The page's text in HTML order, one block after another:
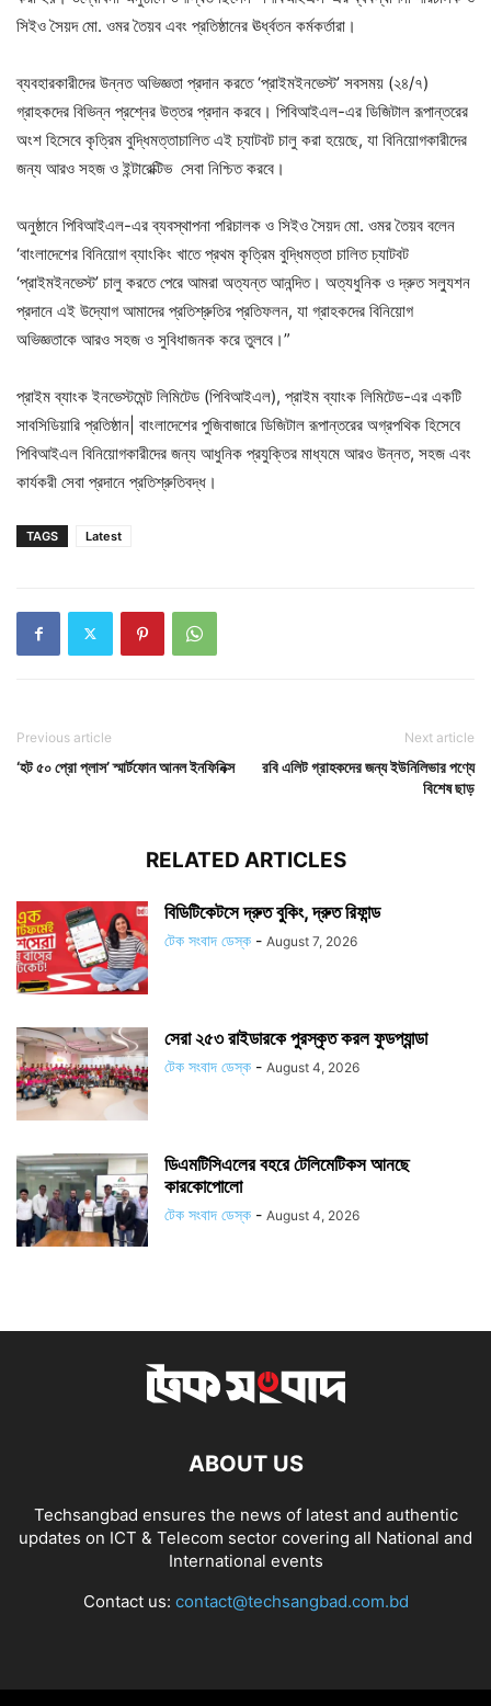
সিইও সৈয়দ মো. ওমর তৈয়ব এবং প্রতিষ্ঠানের ঊর্ধ্বতন কর্মকর্তারা।
ব্যবহারকারীদের উন্নত অভিজ্ঞতা প্রদান করতে ‘প্রাইমইনভেস্ট’ সবসময় (২৪/৭)
গ্রাহকদের বিভিন্ন প্রশ্নের উত্তর প্রদান করবে। পিবিআইএল-এর ডিজিটাল রূপান্তরের
অংশ হিসেবে কৃত্রিম বুদ্ধিমত্তাচালিত এই চ্যাটবট চালু করা হয়েছে, যা বিনিয়োগকারীদের
জন্য আরও সহজ ও ইন্টারেক্টিভ সেবা নিশ্চিত করবে।
অনুষ্ঠানে পিবিআইএল-এর ব্যবস্থাপনা পরিচালক ও সিইও সৈয়দ মো. ওমর তৈয়ব বলেন
‘বাংলাদেশের বিনিয়োগ ব্যাংকিং খাতে প্রথম কৃত্রিম বুদ্ধিমত্তা চালিত চ্যাটবট
‘প্রাইমইনভেস্ট’ চালু করতে পেরে আমরা অত্যন্ত আনন্দিত। অত্যধুনিক ও দ্রুত সল্যুশন
প্রদানে এই উদ্যোগ আমাদের প্রতিশ্রুতির প্রতিফলন, যা গ্রাহকদের বিনিয়োগ
অভিজ্ঞতাকে আরও সহজ ও সুবিধাজনক করে তুলবে।”
প্রাইম ব্যাংক ইনভেস্টমেন্ট লিমিটেড (পিবিআইএল), প্রাইম ব্যাংক লিমিটেড-এর একটি
সাবসিডিয়ারি প্রতিষ্ঠান| বাংলাদেশের পুজিবাজারে ডিজিটাল রূপান্তরের অগ্রপথিক হিসেবে
পিবিআইএল বিনিয়োগকারীদের জন্য আধুনিক প্রযুক্তির মাধ্যমে আরও উন্নত, সহজ এবং
কার্যকরী সেবা প্রদানে প্রতিশ্রুতিবদ্ধ।
TAGS Latest
Previous article
‘হট ৫০ প্রো প্লাস’ স্মার্টফোন আনল ইনফিনিক্স
Next article
রবি এলিট গ্রাহকদের জন্য ইউনিলিভার পণ্যে
বিশেষ ছাড়
RELATED ARTICLES
বিডিটিকেটসে দ্রুত বুকিং, দ্রুত রিফান্ড
টেক সংবাদ ডেস্ক - August 7, 2026
সেরা ২৫৩ রাইডারকে পুরস্কৃত করল ফুডপ্যান্ডা
টেক সংবাদ ডেস্ক - August 4, 2026
ডিএমটিসিএলের বহরে টেলিমেটিকস আনছে
কারকোপোলো
টেক সংবাদ ডেস্ক - August 4, 2026
ABOUT US
Techsangbad ensures the news of latest and authentic
updates on ICT & Telecom sector covering all National and
International events
Contact us: contact@techsangbad.com.bd